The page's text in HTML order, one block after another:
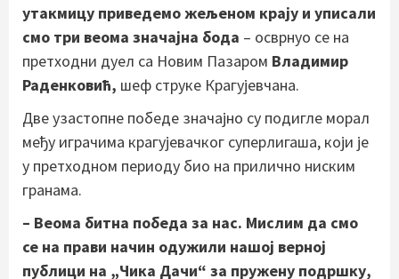
утакмицу приведемо жељеном крају и уписали
смо три веома значајна бода – осврнуо се на
претходни дуел са Новим Пазаром Владимир
Раденковић, шеф струке Крагујевчана.
Две узастопне победе значајно су подигле морал
међу играчима крагујевачког суперлигаша, који је
у претходном периоду био на прилично ниским
гранама.
– Веома битна победа за нас. Мислим да смо
се на прави начин одужили нашој верној
публици на „Чика Дачи“ за пружену подршку,